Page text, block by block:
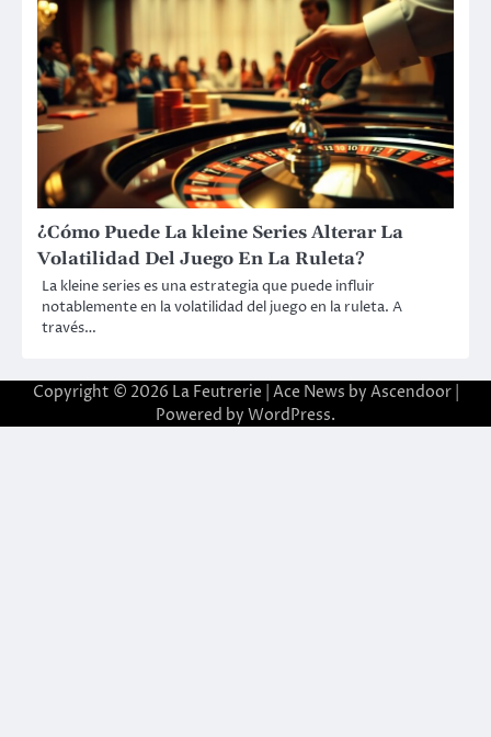
¿Cómo Puede La kleine Series Alterar La
Volatilidad Del Juego En La Ruleta?
La kleine series es una estrategia que puede influir
notablemente en la volatilidad del juego en la ruleta. A
través…
Copyright © 2026 La Feutrerie | Ace News by Ascendoor|
Powered by WordPress.